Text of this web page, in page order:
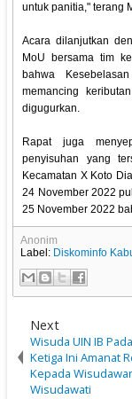
untuk panitia," terang
Acara dilanjutkan
MoU bersama tim
bahwa
memancing
digugurkan.
Rapat juga
penyisuhan yang
Kecamatan X Koto
24 November 2022
25 November 2022
Anonim
Label: Diskominfo
Next
Wisuda UIN IB
Ketiga Ini Amanat
Kepada
Wisudawati